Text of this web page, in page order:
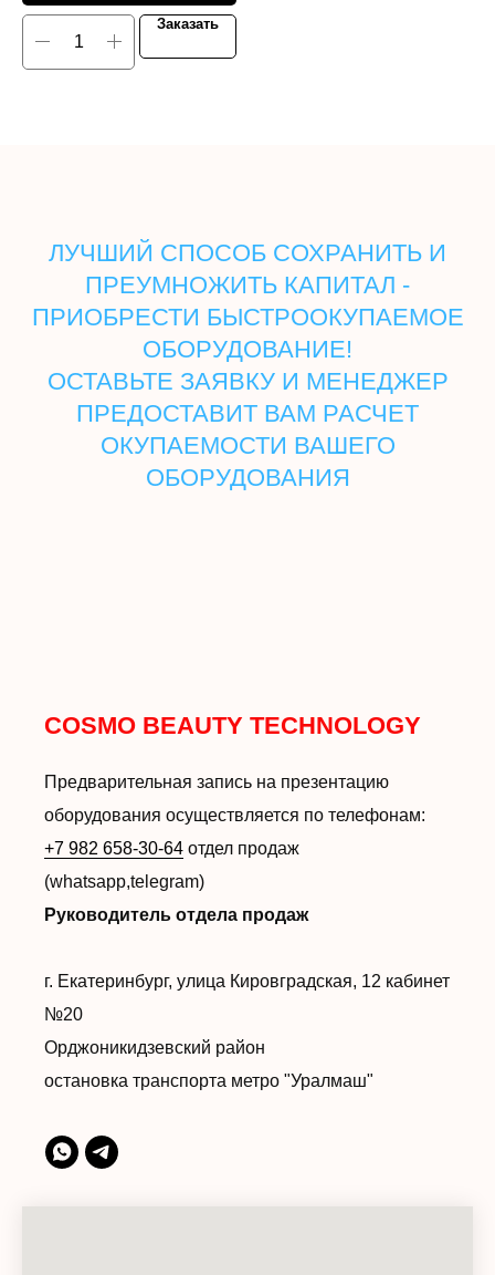
Заказать
ЛУЧШИЙ СПОСОБ СОХРАНИТЬ И
ПРЕУМНОЖИТЬ КАПИТАЛ -
ПРИОБРЕСТИ БЫСТРООКУПАЕМОЕ
ОБОРУДОВАНИЕ!
ОСТАВЬТЕ ЗАЯВКУ И МЕНЕДЖЕР
ПРЕДОСТАВИТ ВАМ РАСЧЕТ
ОКУПАЕМОСТИ ВАШЕГО
ОБОРУДОВАНИЯ
COSMO BEAUTY TECHNOLOGY
Предварительная запись на презентацию
оборудования осуществляется по телефонам:
+7 982 658-30-64 отдел продаж
(whatsapp,telegram)
Руководитель отдела продаж
г. Екатеринбург, улица Кировградская, 12 кабинет
№20
Орджоникидзевский район
остановка транспорта метро "Уралмаш"